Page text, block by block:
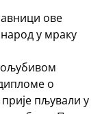
ове
у мраку
о
прије пљували у